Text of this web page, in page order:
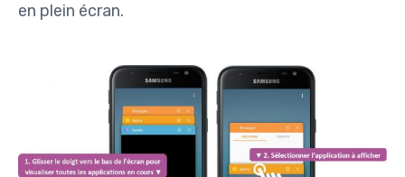
en plein écran.